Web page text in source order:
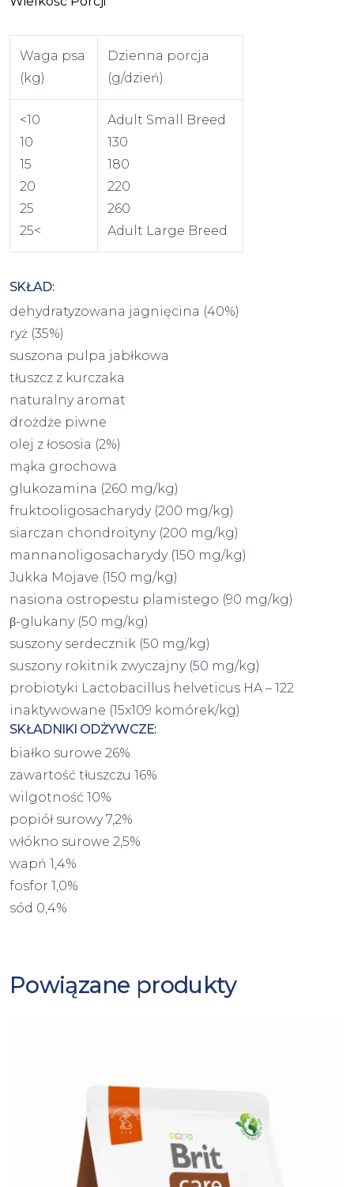
Waga psa
(kg)
Dzienna porcja
(g/dzień)
<10
10
15
20
25
25<
Adult Small Breed
130
180
220
260
Adult Large Breed
SKŁAD:
dehydratyzowana jagnięcina (40%)
ryż (35%)
suszona pulpa jabłkowa
tłuszcz z kurczaka
naturalny aromat
drożdże piwne
olej z łososia (2%)
mąka grochowa
glukozamina (260 mg/kg)
fruktooligosacharydy (200 mg/kg)
siarczan chondroityny (200 mg/kg)
mannanoligosacharydy (150 mg/kg)
Jukka Mojave (150 mg/kg)
nasiona ostropestu plamistego (90 mg/kg)
β-glukany (50 mg/kg)
suszony serdecznik (50 mg/kg)
suszony rokitnik zwyczajny (50 mg/kg)
probiotyki Lactobacillus helveticus HA – 122
inaktywowane (15x109 komórek/kg)
SKŁADNIKI ODŻYWCZE:
białko surowe 26%
zawartość tłuszczu 16%
wilgotność 10%
popiół surowy 7,2%
włókno surowe 2,5%
wapń 1,4%
fosfor 1,0%
sód 0,4%
Powiązane produkty